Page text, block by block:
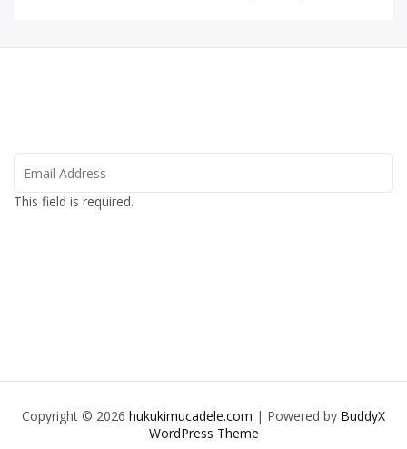
This field is required.
Copyright © 2026 hukukimucadele.com | Powered by BuddyX
WordPress Theme